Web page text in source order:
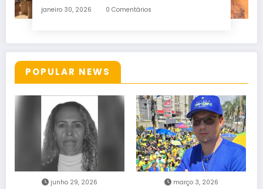
janeiro 30, 2026 0 Comentários
POPULAR NEWS
junho 29, 2026 março 3, 2026